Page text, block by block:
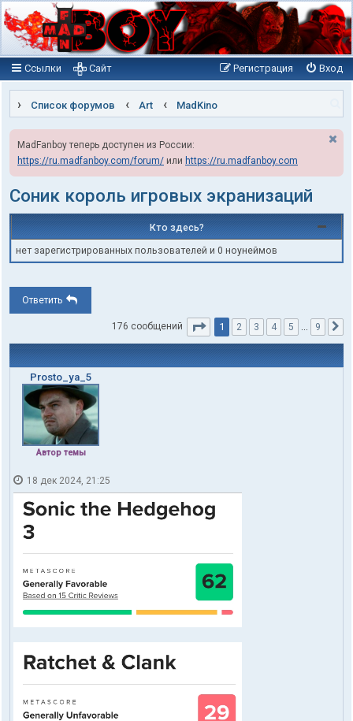
Ссылки Вход
Регистрация
Сайт
Список форумов Art MadKino
MadFanboy теперь доступен из России:
https://ru.madfanboy.com/forum/ или https://ru.madfanboy.com
Соник король игровых экранизаций
Кто здесь?
нет зарегистрированных пользователей и 0 ноунеймов
Ответить
176 сообщений Страница 1из 9
1 2 3 4 5 … 9
Prosto_ya_5
Автор темы
18 дек 2024, 21:25